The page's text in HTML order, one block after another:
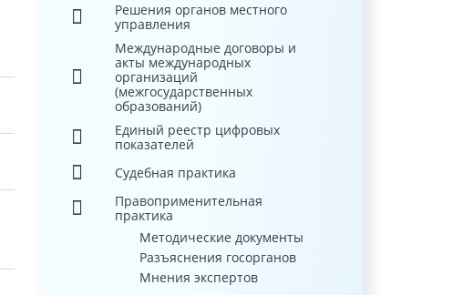
Решения органов местного
управления
Международные договоры и
акты международных
организаций
(межгосударственных
образований)
Единый реестр цифровых
показателей
Судебная практика
Правоприменительная
практика
Методические документы
Разъяснения госорганов
Мнения экспертов